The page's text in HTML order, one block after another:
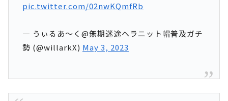
pic.twitter.com/02nwKQmfRb
— うぃるあ〜く@無期迷途ヘラニット帽普及ガチ
勢 (@willarkX) May 3, 2023